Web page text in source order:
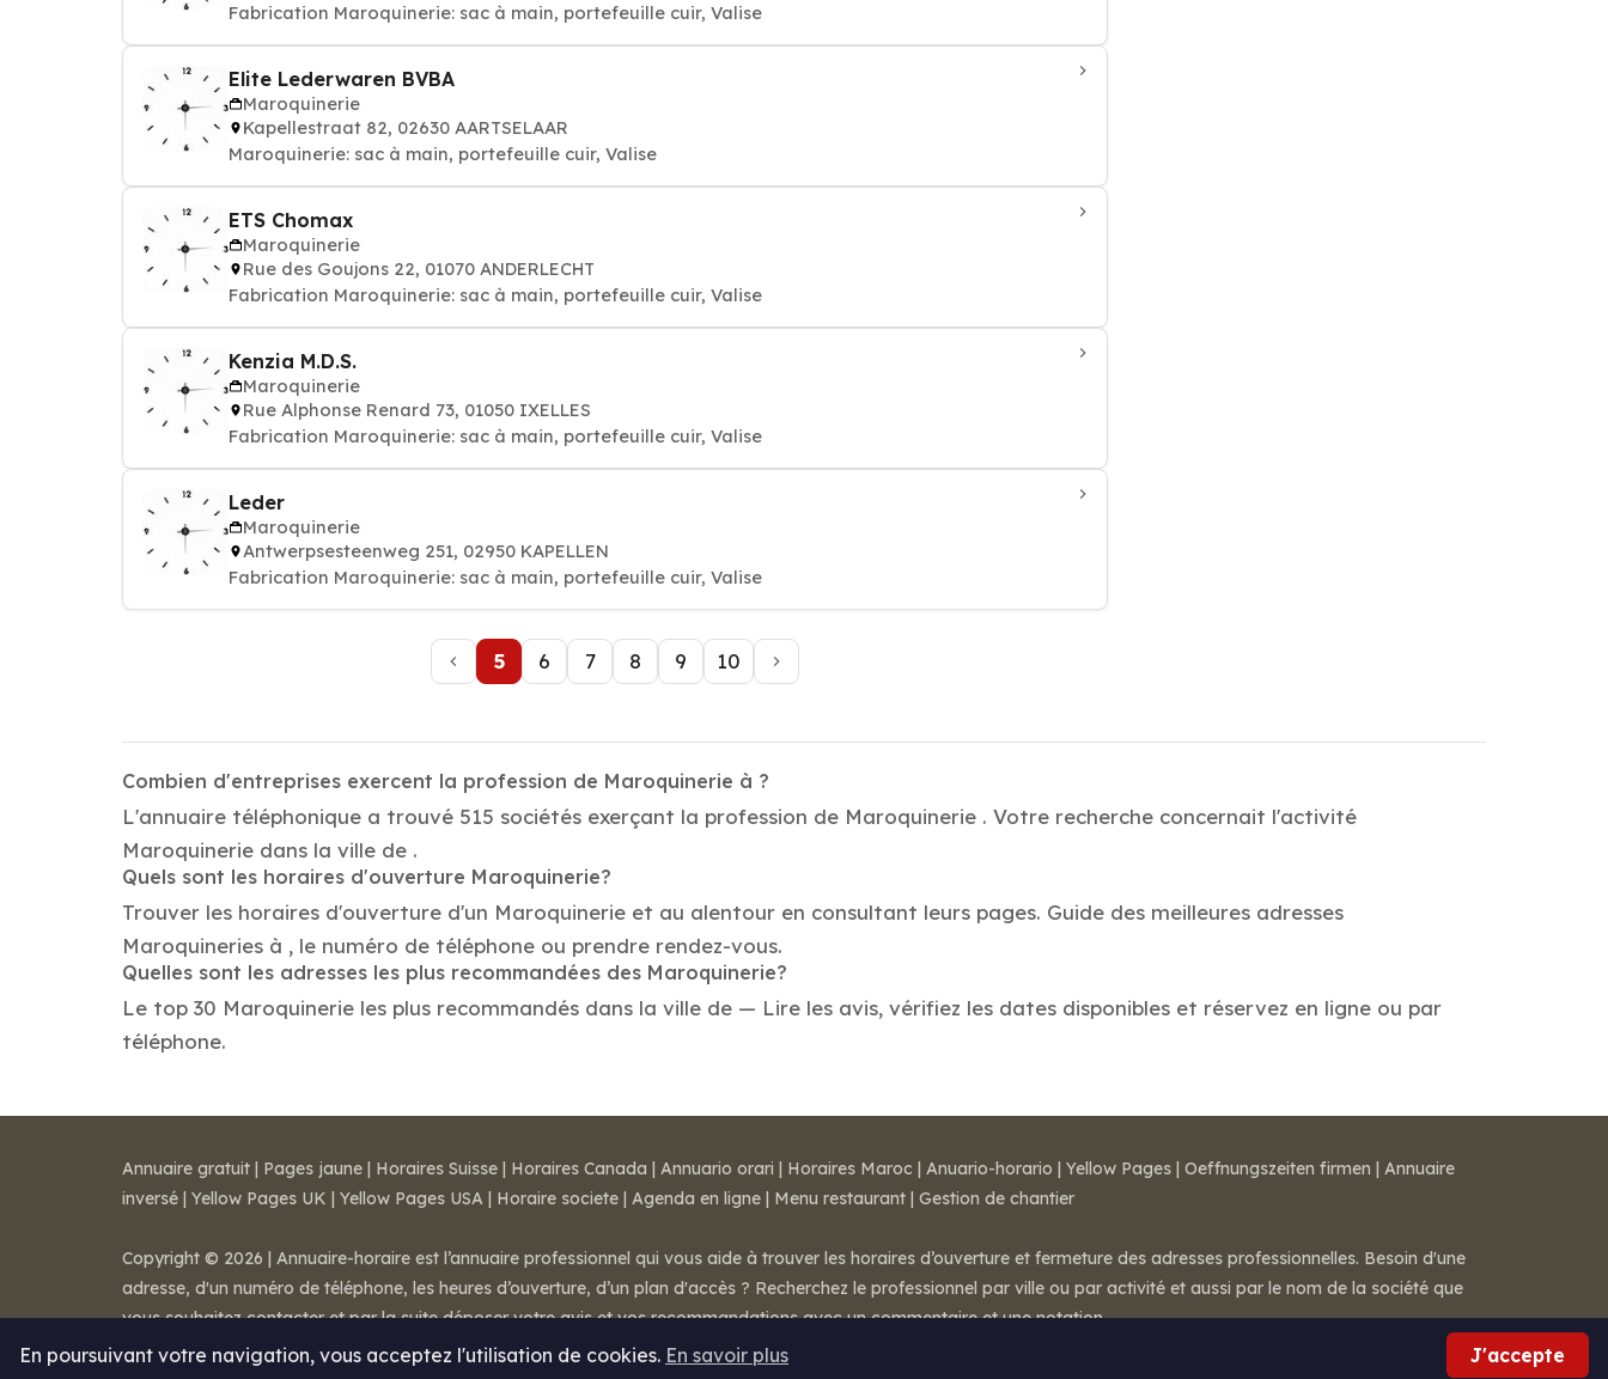
Fabrication Maroquinerie: sac à main, portefeuille cuir, Valise
Elite Lederwaren BVBA
Maroquinerie
Kapellestraat 82, 02630 AARTSELAAR
Maroquinerie: sac à main, portefeuille cuir, Valise
ETS Chomax
Maroquinerie
Rue des Goujons 22, 01070 ANDERLECHT
Fabrication Maroquinerie: sac à main, portefeuille cuir, Valise
Kenzia M.D.S.
Maroquinerie
Rue Alphonse Renard 73, 01050 IXELLES
Fabrication Maroquinerie: sac à main, portefeuille cuir, Valise
Leder
Maroquinerie
Antwerpsesteenweg 251, 02950 KAPELLEN
Fabrication Maroquinerie: sac à main, portefeuille cuir, Valise
5 6 7 8 9 10
Combien d'entreprises exercent la profession de Maroquinerie à ?
L'annuaire téléphonique a trouvé 515 sociétés exerçant la profession de Maroquinerie . Votre recherche concernait l'activité
Maroquinerie dans la ville de .
Quels sont les horaires d'ouverture Maroquinerie?
Trouver les horaires d'ouverture d'un Maroquinerie et au alentour en consultant leurs pages. Guide des meilleures adresses
Maroquineries à , le numéro de téléphone ou prendre rendez-vous.
Quelles sont les adresses les plus recommandées des Maroquinerie?
Le top 30 Maroquinerie les plus recommandés dans la ville de — Lire les avis, vérifiez les dates disponibles et réservez en ligne ou par
téléphone.
En poursuivant votre navigation, vous acceptez l'utilisation de cookies. En savoir plus J'accepte
Annuaire gratuit | Pages jaune | Horaires Suisse | Horaires Canada | Annuario orari | Horaires Maroc | Anuario-horario | Yellow Pages | Oeffnungszeiten firmen | Annuaire
inversé | Yellow Pages UK | Yellow Pages USA | Horaire societe | Agenda en ligne | Menu restaurant | Gestion de chantier
Copyright © 2026 | Annuaire-horaire est l’annuaire professionnel qui vous aide à trouver les horaires d’ouverture et fermeture des adresses professionnelles. Besoin d'une
adresse, d'un numéro de téléphone, les heures d’ouverture, d’un plan d'accès ? Recherchez le professionnel par ville ou par activité et aussi par le nom de la société que
vous souhaitez contacter et par la suite déposer votre avis et vos recommandations avec un commentaire et une notation.
Mentions légales-Conditions de ventes- Contact